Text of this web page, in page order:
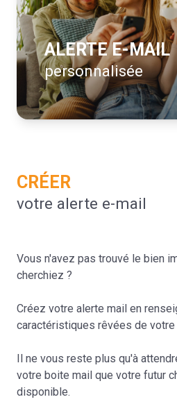
contact
ALERTE E-MAIL
personnalisée
CRÉER
votre alerte e-mail
Vous n'avez pas trouvé le bien
cherchiez ?
Créez votre alerte mail en
caractéristiques rêvées de votre
Il ne vous reste plus qu'à
votre boite mail que votre futur
disponible.